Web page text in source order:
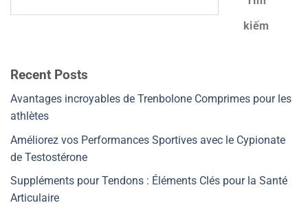
kiếm
Recent Posts
Avantages incroyables de Trenbolone Comprimes pour les
athlètes
Améliorez vos Performances Sportives avec le Cypionate
de Testostérone
Suppléments pour Tendons : Éléments Clés pour la Santé
Articulaire